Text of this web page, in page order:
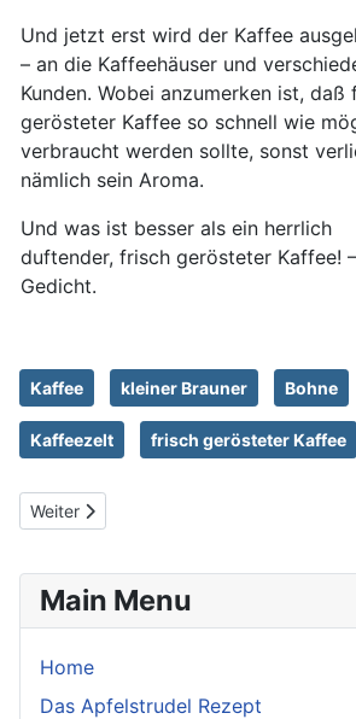
Und jetzt erst wird der Kaffee
– an die Kaffeehäuser und
Kunden. Wobei anzumerken ist, daß
gerösteter Kaffee so schnell wie
verbraucht werden sollte, sonst
nämlich sein Aroma.
Und was ist besser als ein herrlich
duftender, frisch gerösteter Kaffee!
Gedicht.
Kaffee kleiner Brauner Bohne
Kaffeezelt frisch gerösteter Kaffee
Nächster Beitrag: Das Kaffeehaus
Weiter
Main Menu
Home
Das Apfelstrudel Rezept